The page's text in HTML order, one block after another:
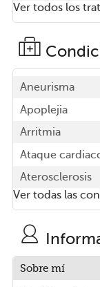
Ver todos los
Aneurisma
Apoplejia
Arritmia
Ataque
Aterosclerosis
Ver todas las
Sobre mí